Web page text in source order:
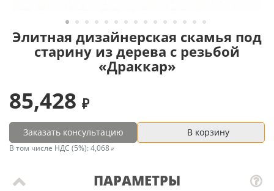
Элитная дизайнерская скамья под
старину из дерева с резьбой
«Драккар»
ПАРАМЕТРЫ
85,428
Заказать консультацию В корзину
В том числе НДС (5%): 4,068